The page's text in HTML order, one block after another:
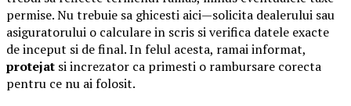
permise. Nu trebuie sa ghicesti aici—solicita dealerului sau
asiguratorului o calculare in scris si verifica datele exacte
de inceput si de final. In felul acesta, ramai informat,
protejat si increzator ca primesti o rambursare corecta
pentru ce nu ai folosit.